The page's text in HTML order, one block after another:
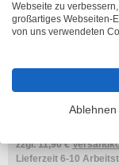
Gewicht: 0,9 kg
Sie
100,00 €
zzgl. 11,90 €
Lieferzeit 6-10
Webseite zu
großartiges Webseiten-
von uns verwendeten
Ablehnen